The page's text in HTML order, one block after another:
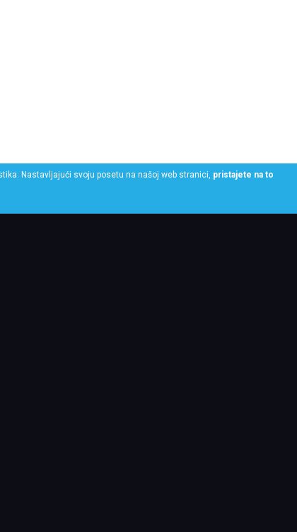
Nastavljajući svoju posetu na našoj web stranici, pristajete na to